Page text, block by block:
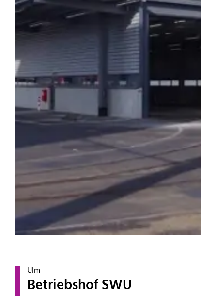
Ulm
Betriebshof SWU